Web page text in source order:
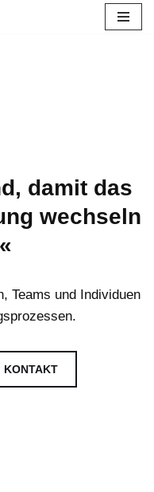
damit das
wechseln
Teams und Individuen
KONTAKT